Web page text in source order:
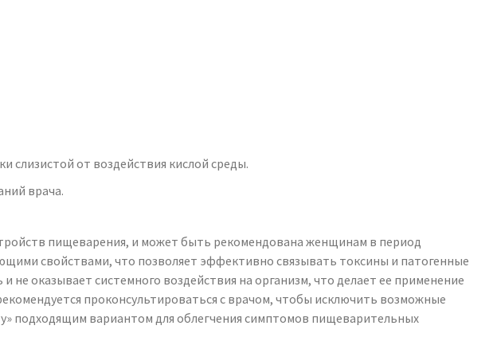
слизистой от воздействия кислой среды.
врача.
пищеварения, и может быть рекомендована женщинам в период
свойствами, что позволяет эффективно связывать токсины и патогенные
оказывает системного воздействия на организм, что делает ее применение
проконсультироваться с врачом, чтобы исключить возможные
подходящим вариантом для облегчения симптомов пищеварительных